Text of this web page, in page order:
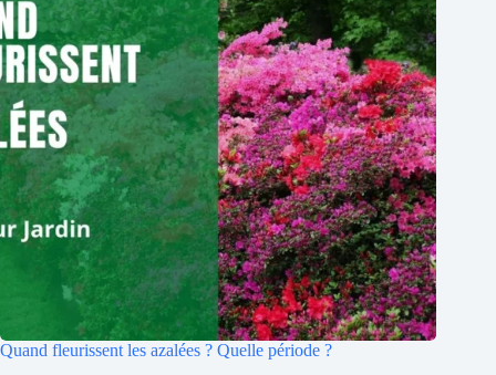
Quand fleurissent les azalées ? Quelle période ?